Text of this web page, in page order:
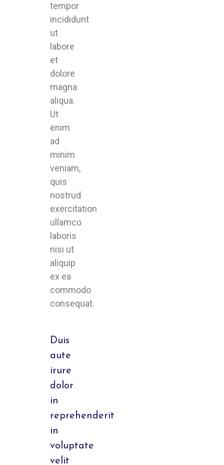
tempor
incididunt
ut
labore
et
dolore
magna
aliqua.
Ut
enim
ad
minim
veniam,
quis
nostrud
exercitation
ullamco
laboris
nisi ut
aliquip
ex ea
commodo
consequat.
Duis
aute
irure
dolor
in
reprehenderit
in
voluptate
velit